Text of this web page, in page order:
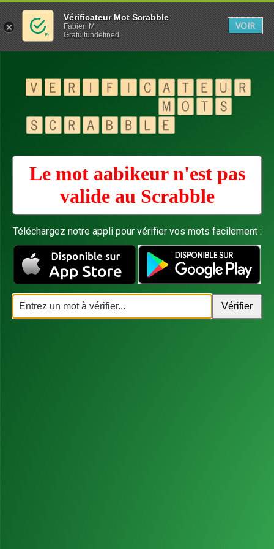
Le mot aabikeur n'est pas
valide au Scrabble
Téléchargez notre appli pour vérifier vos mots facilement :
Vérificateur Mot Scrabble
Fabien M
Gratuitundefined
VOIR